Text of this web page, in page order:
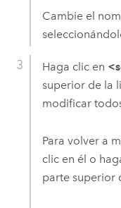
Cambie el
Haga clic en
superior de la
modificar
Para volver a
clic en él o
parte superior